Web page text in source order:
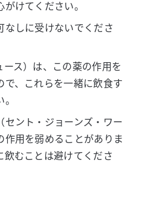
けてください。
なしに受けないでくださ
ス）は、この薬の作用を
、これらを一緒に飲食す
セント・ジョーンズ・ワー
作用を弱めることがありま
飲むことは避けてくださ